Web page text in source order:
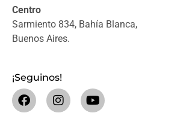
Centro
Sarmiento 834, Bahía Blanca,
Buenos Aires.
¡Seguinos!